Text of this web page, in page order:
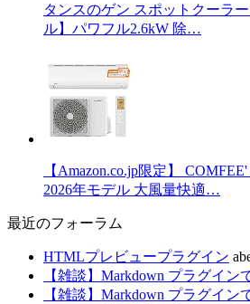
タンスのゲン スポットクーラ
ル】パワフル2.6kW 除…
【Amazon.co.jp限定】
2026年モデル 大風量快適…
最近のフォーラム
HTMLプレビュープラグイン
【雑談】Markdown プラグイン
【雑談】Markdown プラグイン